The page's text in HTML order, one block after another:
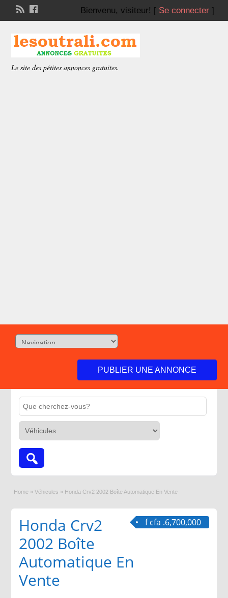
Bienvenu, visiteur! [ Se connecter]
Le site des pétites annonces gratuites.
PUBLIER UNE ANNONCE
Home » Véhicules » Honda Crv2 2002 Boîte Automatique En Vente
f cfa .6,700,000
Honda Crv2
2002 Boîte
Automatique En
Vente